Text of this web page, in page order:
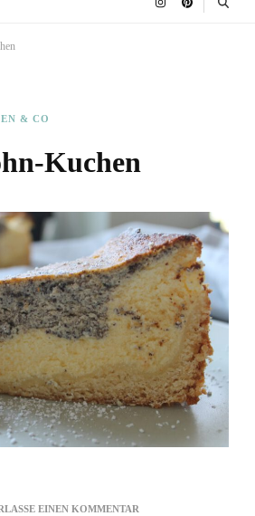
& CO
Kuchen
EINEN KOMMENTAR